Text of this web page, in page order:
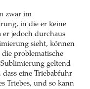
zwar im
in die er keine
jedoch durchaus
sieht, können
problematische
geltend
eine Triebabfuhr
Triebes, und so kann